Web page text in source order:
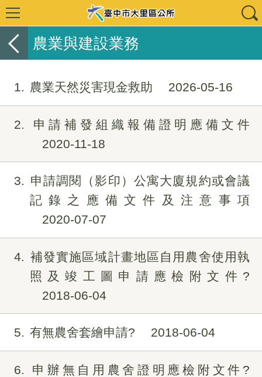
農業與建設業務
1 農業天然災害現金救助 2026-05-16
2
申請補發組織報備證明應備文件
2020-11-18
3
申請調閱（影印）公寓大廈規約或會議
記錄之應備文件及注意事項
2020-07-07
4
補發實施區域計畫地區自用農舍使用執
照及竣工圖申請應檢附文件?
2018-06-04
5 有無農舍套繪申請? 2018-06-04
6
申辦無自用農舍證明應檢附文件?